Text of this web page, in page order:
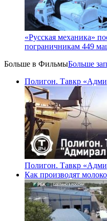
«Русская механика»
пограничникам 449
Больше в ФильмыБольше
Полигон. Тавкр
Полигон. Тавкр
Как производят